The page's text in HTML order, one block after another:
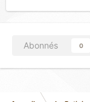
Abonnés 0